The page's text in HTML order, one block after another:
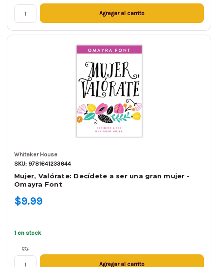
Agregar al carrito
Whitaker House
SKU: 9781641233644
Mujer, Valórate: Decídete a ser una gran mujer -
Omayra Font
$9.99
1 en stock
Qty.
Agregar al carrito